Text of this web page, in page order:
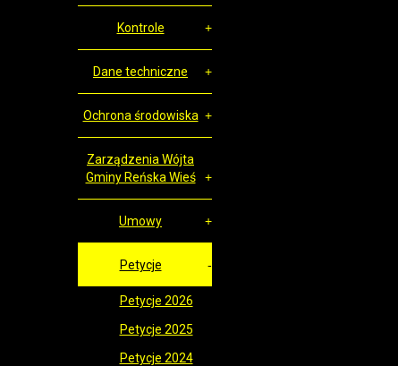
Kontrole
Dane techniczne
Ochrona środowiska
Zarządzenia Wójta
Gminy Reńska Wieś
Umowy
Petycje
Petycje 2026
Petycje 2025
Petycje 2024